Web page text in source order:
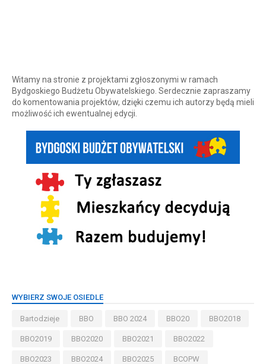
Witamy na stronie z projektami zgłoszonymi w ramach
Bydgoskiego Budżetu Obywatelskiego. Serdecznie zapraszamy
do komentowania projektów, dzięki czemu ich autorzy będą mieli
możliwość ich ewentualnej edycji.
WYBIERZ SWOJE OSIEDLE
Bartodzieje BBO BBO 2024 BBO20 BBO2018
BBO2019 BBO2020 BBO2021 BBO2022
BBO2023 BBO2024 BBO2025 BCOPW